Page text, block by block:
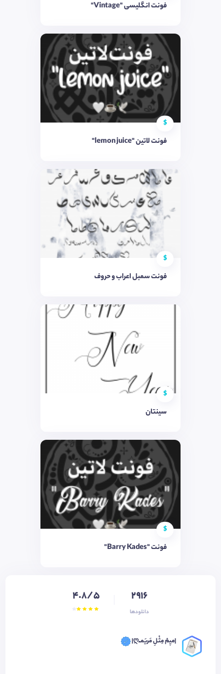
فونت انگلیسی "Vintage"
$
فونت لاتین "lemon juice"
$
فونت سمبل اعراب و حروف
$
سینتان
$
فونت "Barry Kades"
2916
دانلودها
4.8/5
|میٖمْ مِثْـلِ مَریَمـْـღ|